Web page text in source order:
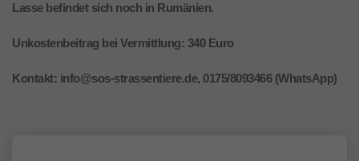
Lasse befindet sich noch in Rumänien.
Unkostenbeitrag bei Vermittlung: 340 Euro
Kontakt: info@sos-strassentiere.de, 0175/8093466 (WhatsApp)